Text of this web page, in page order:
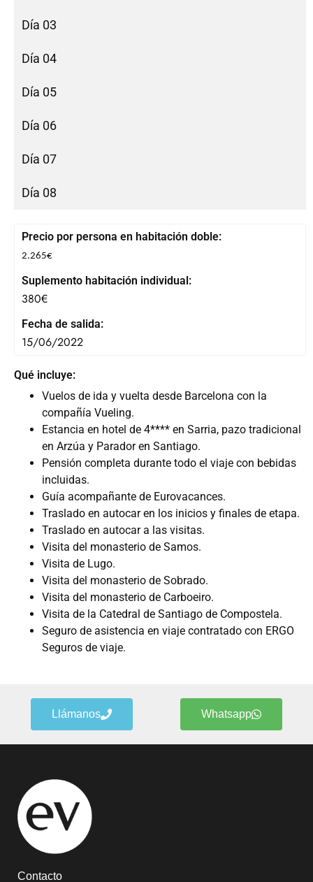
Día 03
Día 04
Día 05
Día 06
Día 07
Día 08
Precio por persona en habitación doble:
2.265€
Suplemento habitación individual:
380€
Fecha de salida:
15/06/2022
Qué incluye:
Vuelos de ida y vuelta desde Barcelona con la
compañía Vueling.
Estancia en hotel de 4**** en Sarria, pazo tradicional
en Arzúa y Parador en Santiago.
Pensión completa durante todo el viaje con bebidas
incluidas.
Guía acompañante de Eurovacances.
Traslado en autocar en los inicios y finales de etapa.
Traslado en autocar a las visitas.
Visita del monasterio de Samos.
Visita de Lugo.
Visita del monasterio de Sobrado.
Visita del monasterio de Carboeiro.
Visita de la Catedral de Santiago de Compostela.
Seguro de asistencia en viaje contratado con ERGO
Seguros de viaje.
Llámanos Whatsapp
Contacto